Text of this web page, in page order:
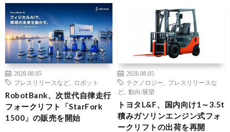
2026.08.05
プレスリリースなど
ロボット
RobotBank、次世代自律走行
フォークリフト「StarFork
1500」の販売を開始
2026.08.05
テクノロジー
プレスリリースな
ど
動向/展望
トヨタL&F、国内向け1～3.5t
積みガソリンエンジン式フォ
ークリフトの出荷を再開